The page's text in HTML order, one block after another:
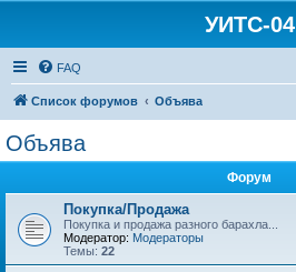
УИТС-04
FAQ
Список форумов Объява
Объява
Форум
Покупка/Продажа
Покупка и продажа разного барахла...
Модератор: Модераторы
Темы: 22